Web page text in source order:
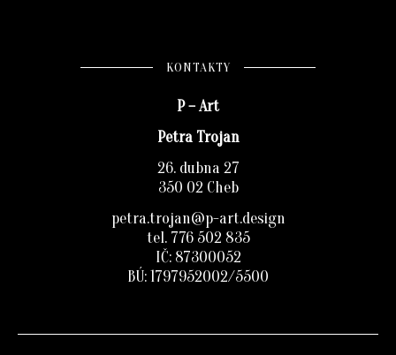
KONTAKTY
P – Art
Petra Trojan
26. dubna 27
350 02 Cheb
petra.trojan@p-art.design
tel. 776 502 835
IČ: 87300052
BÚ: 1797952002/5500